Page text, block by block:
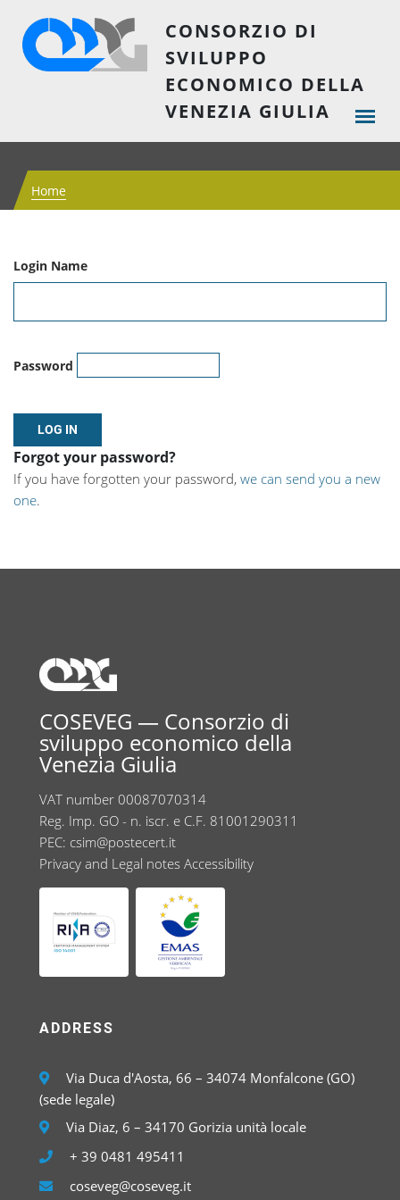
CONSORZIO DI
SVILUPPO
ECONOMICO DELLA
VENEZIA GIULIA
Home
Login Name
Password
Forgot your password?
If you have forgotten your password, we can send you a new
one.
COSEVEG — Consorzio di
sviluppo economico della
Venezia Giulia
VAT number 00087070314
Reg. Imp. GO - n. iscr. e C.F. 81001290311
PEC: csim@postecert.it
Privacy and Legal notes Accessibility
ADDRESS
Via Duca d'Aosta, 66 – 34074 Monfalcone (GO)
(sede legale)
Via Diaz, 6 – 34170 Gorizia unità locale
+ 39 0481 495411
coseveg@coseveg.it